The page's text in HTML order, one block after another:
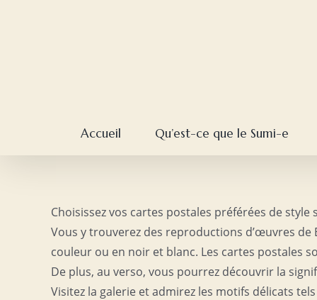
Accueil Qu’est-ce que le Sumi-e
Choisissez vos cartes postales préférées de
Vous y trouverez des reproductions d’œuvres
couleur ou en noir et blanc. Les cartes postales
De plus, au verso, vous pourrez découvrir la
Visitez la galerie et admirez les motifs délicats